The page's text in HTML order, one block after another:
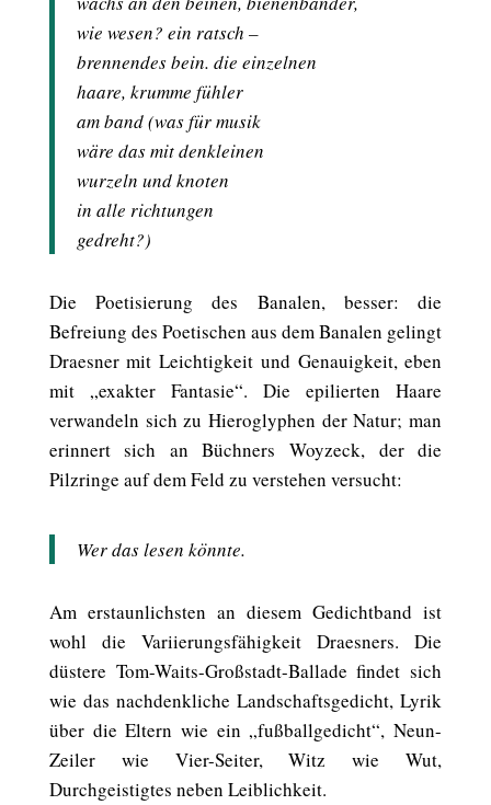
wie wesen? ein ratsch –
brennendes bein. die einzelnen
haare, krumme fühler
am band (was für musik
wäre das mit denkleinen
wurzeln und knoten
in alle richtungen
gedreht?)
Die Poetisierung des Banalen, besser: die
Befreiung des Poetischen aus dem Banalen gelingt
Draesner mit Leichtigkeit und Genauigkeit, eben
mit „exakter Fantasie“. Die epilierten Haare
verwandeln sich zu Hieroglyphen der Natur; man
erinnert sich an Büchners Woyzeck, der die
Pilzringe auf dem Feld zu verstehen versucht:
Wer das lesen könnte.
Am erstaunlichsten an diesem Gedichtband ist
wohl die Variierungsfähigkeit Draesners. Die
düstere Tom-Waits-Großstadt-Ballade findet sich
wie das nachdenkliche Landschaftsgedicht, Lyrik
über die Eltern wie ein „fußballgedicht“, Neun-
Zeiler wie Vier-Seiter, Witz wie Wut,
Durchgeistigtes neben Leiblichkeit.